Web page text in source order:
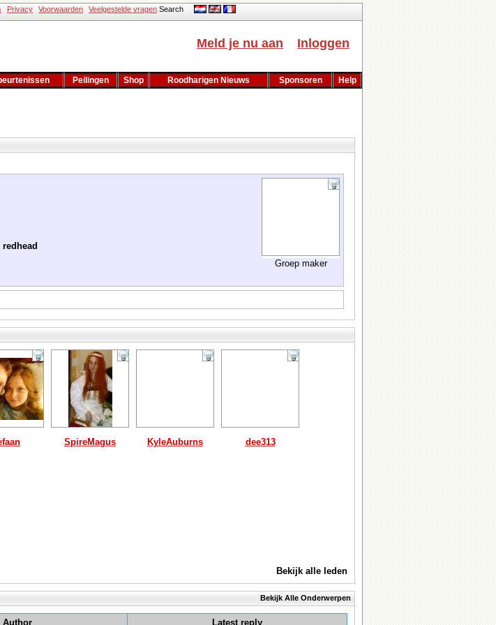
Privacy Voorwaarden Veelgestelde vragen Search
Meld je nu aan Inloggen
Peilingen Shop Roodharigen Nieuws Sponsoren Help
Groep maker
SpireMagus KyleAuburns dee313
Bekijk alle leden
Bekijk Alle Onderwerpen
Author Latest reply